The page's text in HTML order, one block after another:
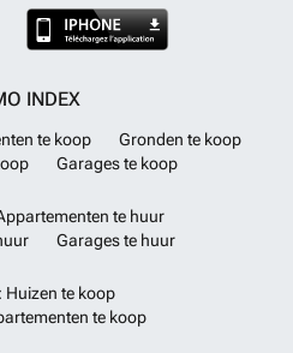
INDEX
te koop
Gronden te koop
Garages te koop
te huur
Garages te huur
te koop
te koop